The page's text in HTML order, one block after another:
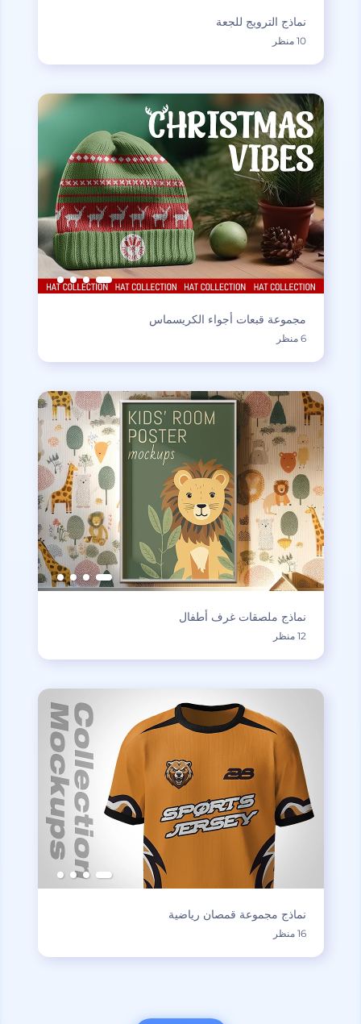
نماذج الترويج للجعة
10 منظر
مجموعة قبعات أجواء الكريسماس
6 منظر
نماذج ملصقات غرف أطفال
12 منظر
نماذج مجموعة قمصان رياضية
16 منظر